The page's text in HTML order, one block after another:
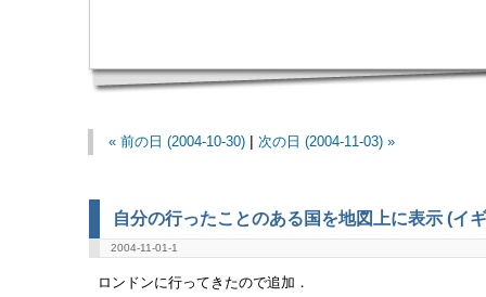
« 前の日 (2004-10-30)| 次の日 (2004-11-03) »
自分の行ったことのある国を地図上に表示 (イ
2004-11-01-1
ロンドンに行ってきたので追加．